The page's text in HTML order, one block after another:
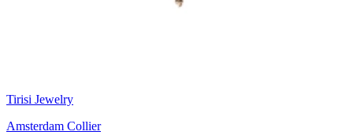
Tirisi Jewelry
Amsterdam Collier